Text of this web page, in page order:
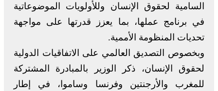
السامية لحقوق الإنسان وللأولويات الموضوعاتية
في برنامج عملها، بما يعزز قدرتها على مواجهة
تحديات المنظومة الأممية.
وبخصوص التصديق العالمي على الاتفاقيات الدولية
لحقوق الإنسان، ذكر الوزير بالمبادرة المشتركة
للمغرب والأرجنتين وفرنسا وساموا، في إطار